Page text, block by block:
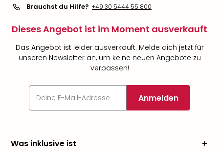
Brauchst du Hilfe? +49 30 5444 55 800
Dieses Angebot ist im Moment ausverkauft
Das Angebot ist leider ausverkauft. Melde dich jetzt für
unseren Newsletter an, um keine neuen Angebote zu
verpassen!
Anmelden
Was inklusive ist